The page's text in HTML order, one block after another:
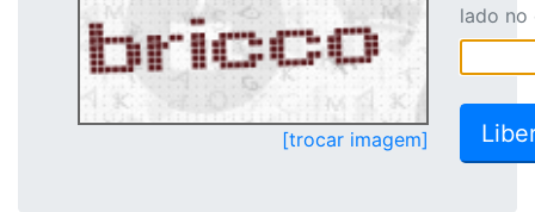
[trocar imagem]
lado no